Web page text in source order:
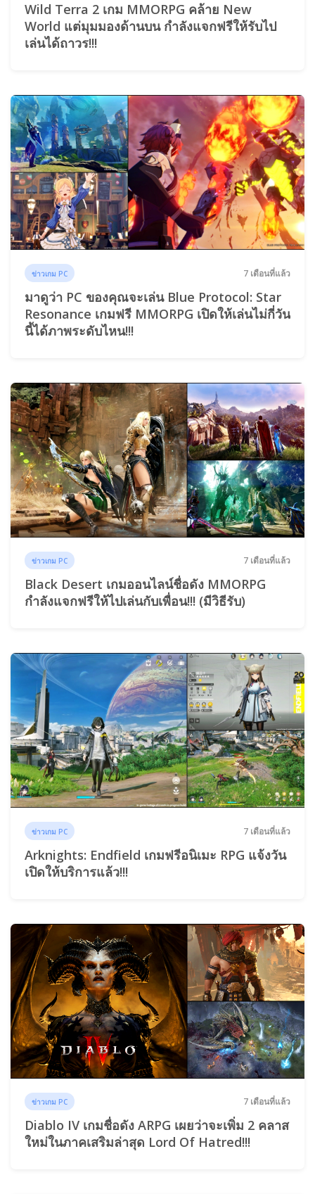
Wild Terra 2 เกม MMORPG คล้าย New
World แต่มุมมองด้านบน กำลังแจกฟรีให้รับไป
เล่นได้ถาวร!!!
ข่าวเกม PC 7 เดือนที่แล้ว
มาดูว่า PC ของคุณจะเล่น Blue Protocol: Star
Resonance เกมฟรี MMORPG เปิดให้เล่นไม่กี่วัน
นี้ได้ภาพระดับไหน!!!
ข่าวเกม PC 7 เดือนที่แล้ว
Black Desert เกมออนไลน์ชื่อดัง MMORPG
กำลังแจกฟรีให้ไปเล่นกับเพื่อน!!! (มีวิธีรับ)
ข่าวเกม PC 7 เดือนที่แล้ว
Arknights: Endfield เกมฟรีอนิเมะ RPG แจ้งวัน
เปิดให้บริการแล้ว!!!
ข่าวเกม PC 7 เดือนที่แล้ว
Diablo IV เกมชื่อดัง ARPG เผยว่าจะเพิ่ม 2 คลาส
ใหม่ในภาคเสริมล่าสุด Lord Of Hatred!!!